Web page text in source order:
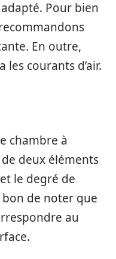
Pour bien
En outre,
courants d’air.
chambre à
deux éléments
et le degré de
de noter que
au